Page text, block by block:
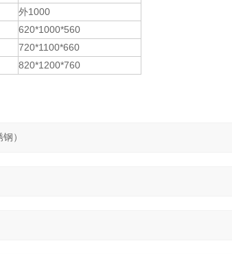
外1000
620*1000*560
720*1100*660
820*1200*760